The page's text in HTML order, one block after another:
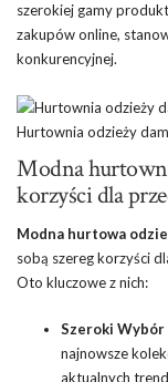
szerokiej gamy
zakupów online,
konkurencyjnej.
Hurtownia odzieży
Modna
korzyści dla
Modna hurtowa
sobą szereg korzyści
Oto kluczowe z nich:
Szeroki Wybór
najnowsze
aktualnych